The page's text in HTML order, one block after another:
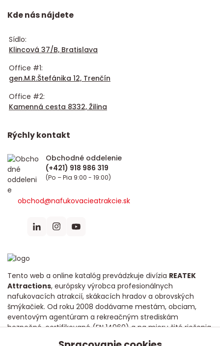
Kde nás nájdete
Sídlo:
Klincová 37/B, Bratislava
Office #1:
gen.M.R.Štefánika 12, Trenčín
Office #2:
Kamenná cesta 8332, Žilina
Tento web a online katalóg prevádzkuje divízia REATEK
Attractions, európsky výrobca profesionálnych
nafukovacích atrakcií, skákacích hradov a obrovských
šmýkačiek. Od roku 2008 dodávame mestám, obciam,
eventovým agentúram a rekreačným strediskám
bezpečné, certifikované (EN 14960) a na mieru šité riešenia
s dôrazom na dlhú životnosť a poctivú kvalitu.
Rýchly kontakt
Obchodné oddelenie
(Po – Pia 9:00 - 19:00)
obchod@nafukovacieatrakcie.sk